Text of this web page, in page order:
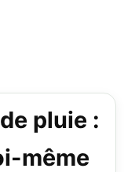
pluie :
même